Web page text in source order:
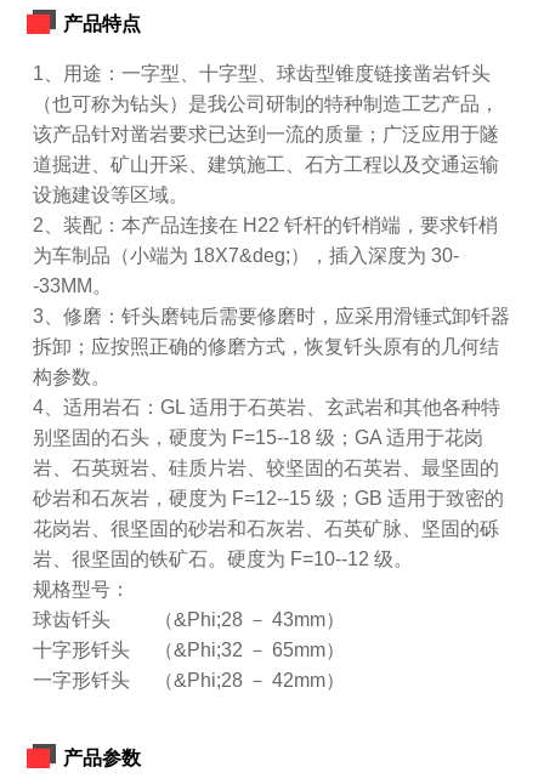
产品特点
1、用途：一字型、十字型、球齿型锥度链接凿岩钎头
（也可称为钻头）是我公司研制的特种制造工艺产品，
该产品针对凿岩要求已达到一流的质量；广泛应用于隧
道掘进、矿山开采、建筑施工、石方工程以及交通运输
设施建设等区域。
2、装配：本产品连接在 H22 钎杆的钎梢端，要求钎梢
为车制品（小端为 18X7&deg;），插入深度为 30-
-33MM。
3、修磨：钎头磨钝后需要修磨时，应采用滑锤式卸钎器
拆卸；应按照正确的修磨方式，恢复钎头原有的几何结
构参数。
4、适用岩石：GL 适用于石英岩、玄武岩和其他各种特
别坚固的石头，硬度为 F=15--18 级；GA 适用于花岗
岩、石英斑岩、硅质片岩、较坚固的石英岩、最坚固的
砂岩和石灰岩，硬度为 F=12--15 级；GB 适用于致密的
花岗岩、很坚固的砂岩和石灰岩、石英矿脉、坚固的砾
岩、很坚固的铁矿石。硬度为 F=10--12 级。
规格型号：
球齿钎头 （&Phi;28 － 43mm）
十字形钎头 （&Phi;32 － 65mm）
一字形钎头 （&Phi;28 － 42mm）
产品参数